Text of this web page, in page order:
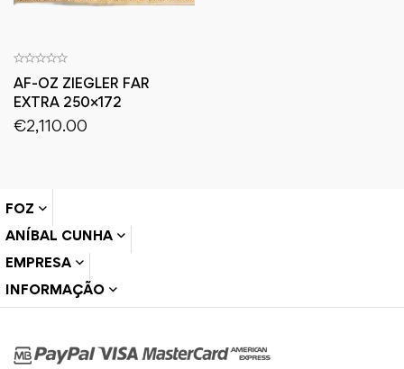
AF-OZ ZIEGLER FAR
EXTRA 250×172
€2,110.00
FOZ
ANÍBAL CUNHA
EMPRESA
INFORMAÇÃO